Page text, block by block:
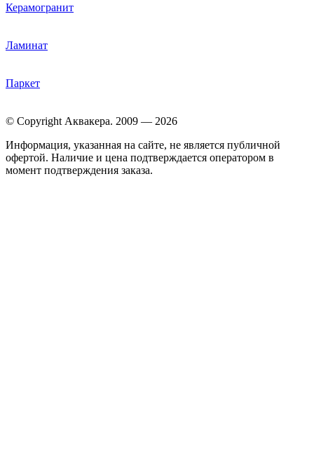
Керамогранит
Ламинат
Паркет
© Copyright Аквакера. 2009 — 2026
Информация, указанная на сайте, не является публичной
офертой. Наличие и цена подтверждается оператором в
момент подтверждения заказа.